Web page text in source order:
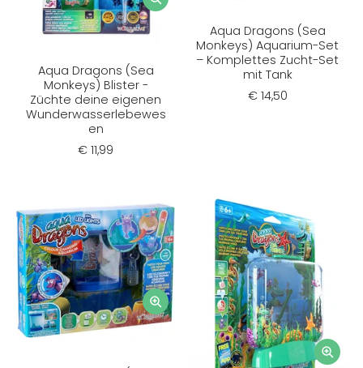
Aqua Dragons (Sea
Monkeys) Blister -
Züchte deine eigenen
Wunderwasserlebewes
en
€ 11,99
Aqua Dragons (Sea
Monkeys) Aquarium-Set
– Komplettes Zucht-Set
mit Tank
€ 14,50